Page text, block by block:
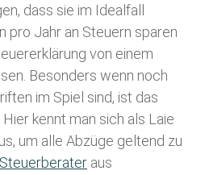
dass sie im Idealfall
pro Jahr an Steuern sparen
von einem
. Besonders wenn noch
im Spiel sind, ist das
kennt man sich als Laie
um alle Abzüge geltend zu
Steuerberater aus